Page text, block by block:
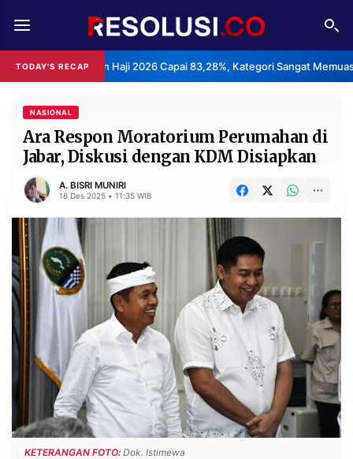
TODAY'S RECAP
Layanan Haji 2026 Capai 83,28%, Kategori Sangat Memuaskan. •
REDAKSI TENTANG
RESOLUSI IKLAN
RUBRIKASI
EDITORIAL AKSARA
DAERAH
MANCA SPORT
INFORMASI
PRIVACY
POLICY
BERITA
WARGA
INFORMASI
IKLAN
KIRIM
TULISAN
PENGADUAN TERM
OF
NASIONAL
Ara Respon Moratorium Perumahan di
Jabar, Diskusi dengan KDM Disiapkan
A. BISRI MUNIRI
18 Des 2025 • 11:35 WIB
KETERANGAN FOTO: Dok. Istimewa